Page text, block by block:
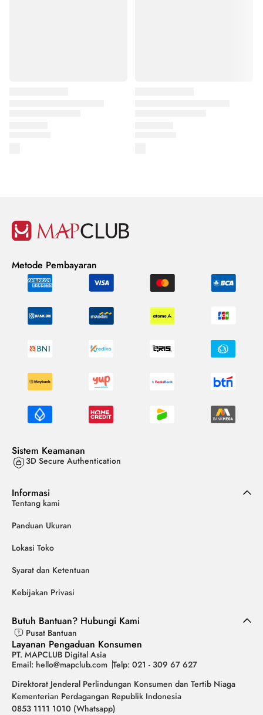
Metode Pembayaran
Sistem Keamanan
3D Secure Authentication
Informasi
Tentang kami
Panduan Ukuran
Lokasi Toko
Syarat dan Ketentuan
Kebijakan Privasi
Butuh Bantuan? Hubungi Kami
Pusat Bantuan
Layanan Pengaduan Konsumen
PT. MAPCLUB Digital Asia
Email: hello@mapclub.com Telp: 021 - 309 67 627
Direktorat Jenderal Perlindungan Konsumen dan Tertib Niaga
Kementerian Perdagangan Republik Indonesia
0853 1111 1010 (Whatsapp)